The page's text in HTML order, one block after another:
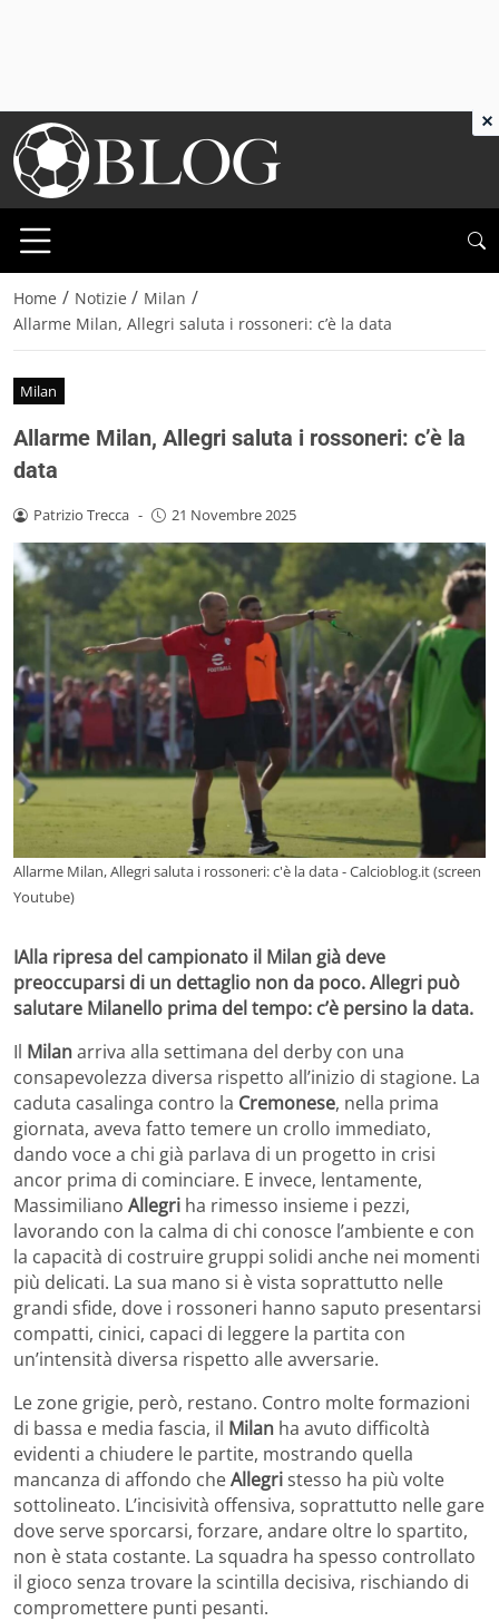
Home / Notizie / Milan /
Allarme Milan, Allegri saluta i rossoneri: c’è la data
Milan
Allarme Milan, Allegri saluta i rossoneri: c’è la
data
Patrizio Trecca - 21 Novembre 2025
Allarme Milan, Allegri saluta i rossoneri: c'è la data - Calcioblog.it (screen
Youtube)
IAlla ripresa del campionato il Milan già deve
preoccuparsi di un dettaglio non da poco. Allegri può
salutare Milanello prima del tempo: c’è persino la data.
Il Milanarriva alla settimana del derby con una
consapevolezza diversa rispetto all’inizio di stagione. La
caduta casalinga contro la Cremonese, nella prima
giornata, aveva fatto temere un crollo immediato,
dando voce a chi già parlava di un progetto in crisi
ancor prima di cominciare. E invece, lentamente,
Massimiliano Allegri ha rimesso insieme i pezzi,
lavorando con la calma di chi conosce l’ambiente e con
la capacità di costruire gruppi solidi anche nei momenti
più delicati. La sua mano si è vista soprattutto nelle
grandi sfide, dove i rossoneri hanno saputo presentarsi
compatti, cinici, capaci di leggere la partita con
un’intensità diversa rispetto alle avversarie.
Le zone grigie, però, restano. Contro molte formazioni
di bassa e media fascia, il Milan ha avuto difficoltà
evidenti a chiudere le partite, mostrando quella
mancanza di affondo cheAllegristesso ha più volte
sottolineato. L’incisività offensiva, soprattutto nelle gare
dove serve sporcarsi, forzare, andare oltre lo spartito,
non è stata costante. La squadra ha spesso controllato
il gioco senza trovare la scintilla decisiva, rischiando di
compromettere punti pesanti.
×